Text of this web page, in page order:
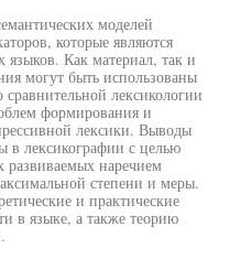
моделей
которые являются
языков. Как материал, так и
могут быть использованы
лексикологии
формирования и
лексики. Выводы
в лексикографии с целью
развиваемых наречием
степени и меры.
и практические
в языке, а также теорию